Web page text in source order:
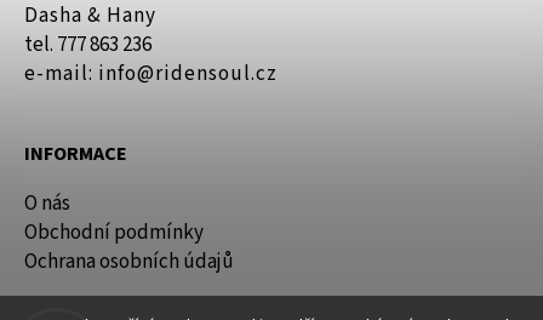
Dasha & Hany
tel. 777 863 236
e-mail: info@ridensoul.cz
INFORMACE
O nás
Obchodní podmínky
Ochrana osobních údajů